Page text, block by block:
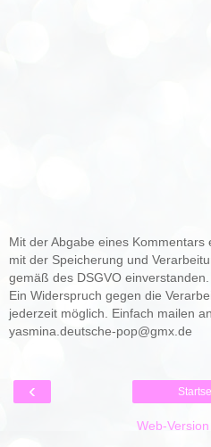
Mit der Abgabe eines Kommentars
mit der Speicherung und
gemäß des DSGVO einverstanden.
Ein Widerspruch gegen die
jederzeit möglich. Einfach mailen an
yasmina.deutsche-pop@gmx.de
‹
Web-